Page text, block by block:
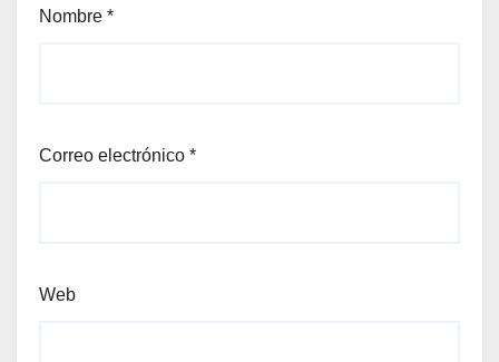
Nombre *
Correo electrónico *
Web